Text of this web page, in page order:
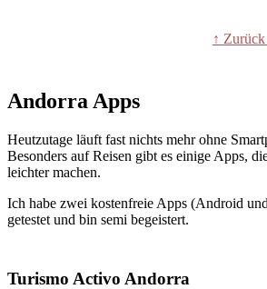
↑
Andorra Apps
Heutzutage läuft fast nichts mehr ohne
Besonders auf Reisen gibt es einige Apps,
leichter machen.
Ich habe zwei kostenfreie Apps (Android
getestet und bin semi begeistert.
Turismo Activo Andorra